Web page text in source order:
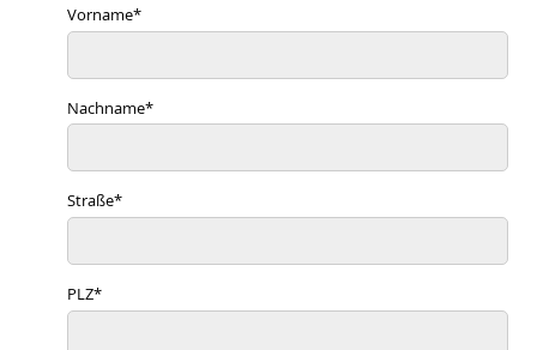
Vorname*
Nachname*
Straße*
PLZ*